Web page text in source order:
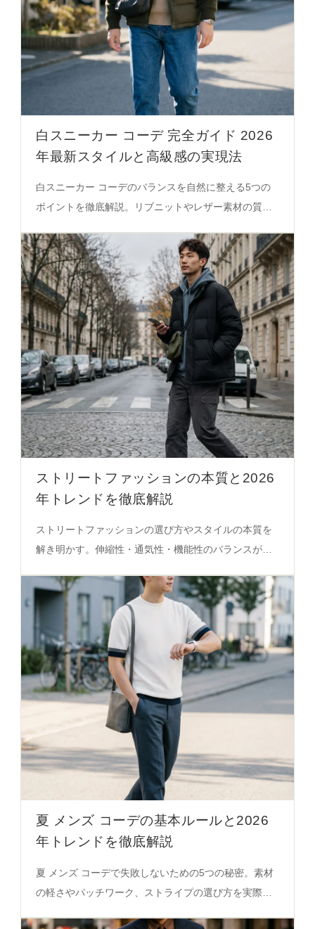
白スニーカー コーデ 完全ガイド 2026
年最新スタイルと高級感の実現法
白スニーカー コーデのバランスを自然に整える5つの
ポイントを徹底解説。リブニットやレザー素材の質感
ド。
ストリートファッションの本質と2026
年トレンドを徹底解説
ストリートファッションの選び方やスタイルの本質を
解き明かす。伸縮性・通気性・機能性のバランスが重
夏 メンズ コーデの基本ルールと2026
年トレンドを徹底解説
夏 メンズ コーデで失敗しないための5つの秘密。素材
の軽さやパッチワーク、ストライプの選び方を実際の